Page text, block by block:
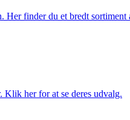
finder du et bredt sortiment
her for at se deres udvalg.